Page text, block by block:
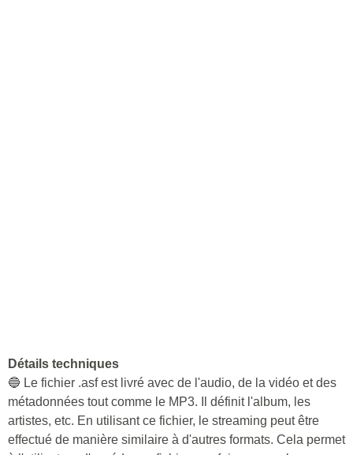
Détails techniques
🔵 Le fichier .asf est livré avec de l'audio, de la vidéo et des
métadonnées tout comme le MP3. Il définit l'album, les
artistes, etc. En utilisant ce fichier, le streaming peut être
effectué de manière similaire à d'autres formats. Cela permet